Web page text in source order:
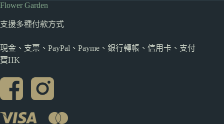
Flower Garden
支援多種付款方式
現金、支票、PayPal、Payme、銀行轉帳、信用卡、支付
寶HK